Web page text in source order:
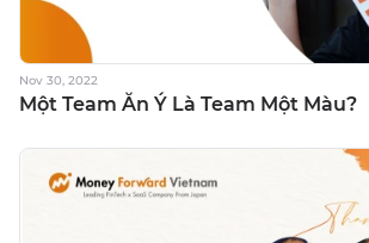
Nov 30, 2022
Một Team Ăn Ý Là Team Một Màu?